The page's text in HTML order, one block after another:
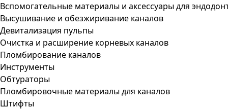
Вспомогательные материалы и аксессуары для
Высушивание и обезжиривание каналов
Девитализация пульпы
Очистка и расширение корневых каналов
Пломбирование каналов
Инструменты
Обтураторы
Пломбировочные материалы для каналов
Штифты